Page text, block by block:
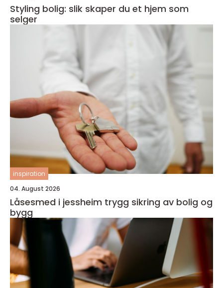
Styling bolig: slik skaper du et hjem som
selger
inspiration
04. August 2026
Låsesmed i jessheim trygg sikring av bolig og
bygg